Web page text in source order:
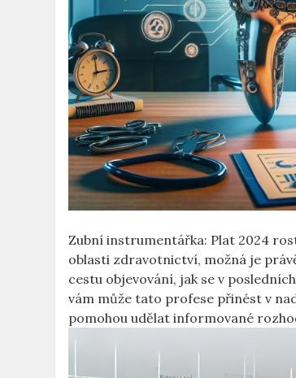
Zubní instrumentářka: Plat 2024
oblasti zdravotnictví, možná ⁤je
cestu objevování, jak ⁢se v
vám může tato ⁣profese přinést v
pomohou udělat informované